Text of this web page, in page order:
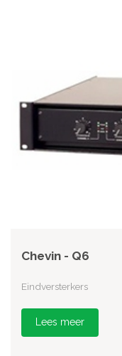
Chevin - Q6
Eindversterkers
Lees meer